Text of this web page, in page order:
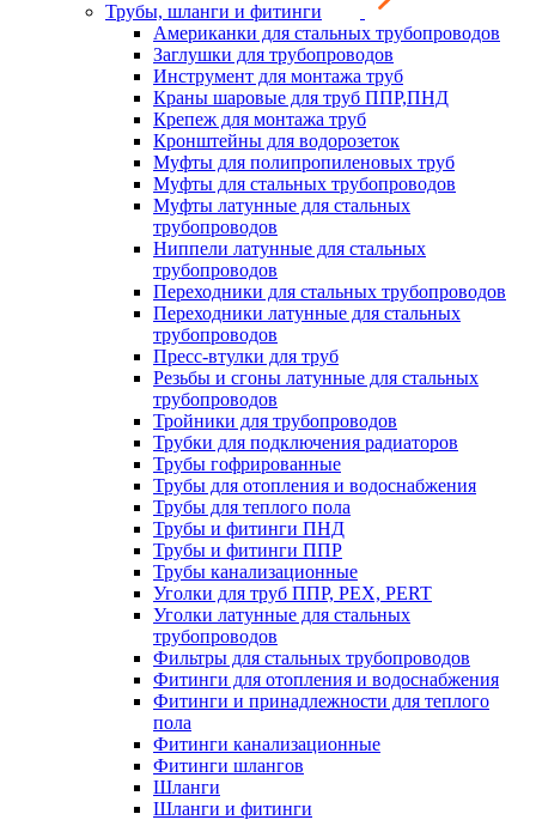
Трубы, шланги и фитинги
Американки для стальных трубопроводов
Заглушки для трубопроводов
Инструмент для монтажа труб
Краны шаровые для труб ППР,ПНД
Крепеж для монтажа труб
Кронштейны для водорозеток
Муфты для полипропиленовых труб
Муфты для стальных трубопроводов
Муфты латунные для стальных
трубопроводов
Ниппели латунные для стальных
трубопроводов
Переходники для стальных трубопроводов
Переходники латунные для стальных
трубопроводов
Пресс-втулки для труб
Резьбы и сгоны латунные для стальных
трубопроводов
Тройники для трубопроводов
Трубки для подключения радиаторов
Трубы гофрированные
Трубы для отопления и водоснабжения
Трубы для теплого пола
Трубы и фитинги ПНД
Трубы и фитинги ППР
Трубы канализационные
Уголки для труб ППР, PEX, PERT
Уголки латунные для стальных
трубопроводов
Фильтры для стальных трубопроводов
Фитинги для отопления и водоснабжения
Фитинги и принадлежности для теплого
пола
Фитинги канализационные
Фитинги шлангов
Шланги
Шланги и фитинги